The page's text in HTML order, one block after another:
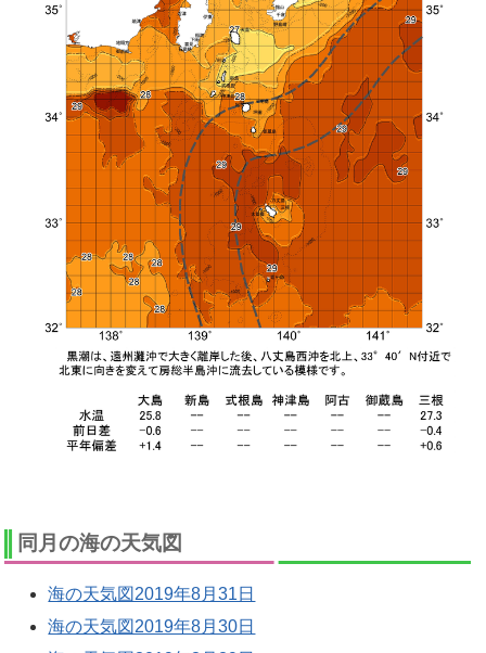
同月の海の天気図
海の天気図2019年8月31日
海の天気図2019年8月30日